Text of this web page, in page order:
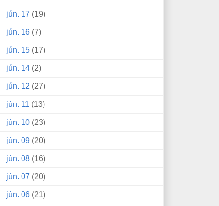
jún. 17 (19)
jún. 16 (7)
jún. 15 (17)
jún. 14 (2)
jún. 12 (27)
jún. 11 (13)
jún. 10 (23)
jún. 09 (20)
jún. 08 (16)
jún. 07 (20)
jún. 06 (21)